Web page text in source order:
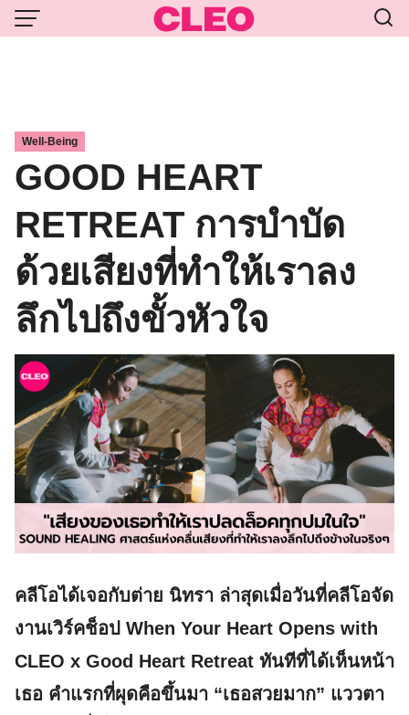
Skip
to
Well-Being
GOOD HEART
RETREAT การบำบัด
ด้วยเสียงที่ทำให้เราลง
ลึกไปถึงขั้วหัวใจ
คลีโอได้เจอกับต่าย นิทรา ล่าสุดเมื่อวันที่คลีโอจัด
งานเวิร์คช็อป When Your Heart Opens with
CLEO x Good Heart Retreat ทันทีที่ได้เห็นหน้า
เธอ คำแรกที่ผุดคือขึ้นมา “เธอสวยมาก” แววตา